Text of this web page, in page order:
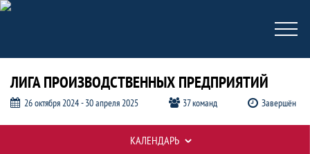
ЛИГА ПРОИЗВОДСТВЕННЫХ ПРЕДПРИЯТИЙ
26 октября 2024 - 30 апреля 2025 37 команд Завершён
КАЛЕНДАРЬ
Таблицы турнира